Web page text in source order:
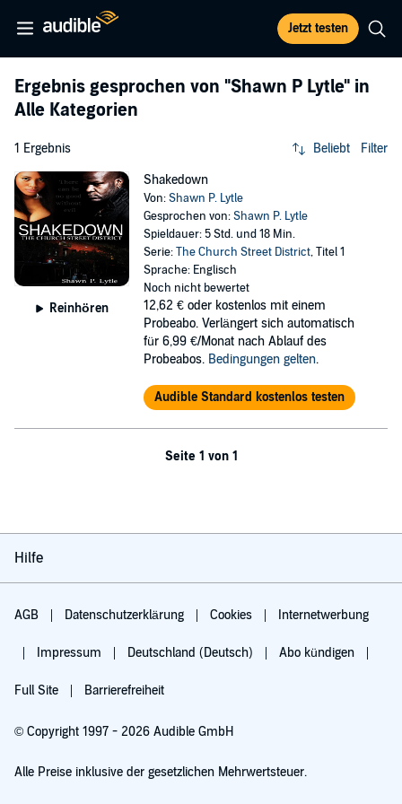
Jetzt testen
Ergebnis gesprochen von "Shawn P Lytle" in
Alle Kategorien
1 Ergebnis Beliebt Filter
Reinhören
Shakedown
Von:Shawn P. Lytle
Gesprochen von:Shawn P. Lytle
Spieldauer: 5 Std. und 18 Min.
Serie:The Church Street District, Titel 1
Sprache: Englisch
Noch nicht bewertet
12,62 € oder kostenlos mit einem
Probeabo. Verlängert sich automatisch
für 6,99 €/Monat nach Ablauf des
Probeabos. Bedingungen gelten.
Audible Standard kostenlos testen
Seite 1 von 1
Hilfe
AGB Datenschutzerklärung Cookies Internetwerbung
Impressum Deutschland (Deutsch) Abo kündigen
Full Site Barrierefreiheit
© Copyright 1997 - 2026 Audible GmbH
Alle Preise inklusive der gesetzlichen Mehrwertsteuer.